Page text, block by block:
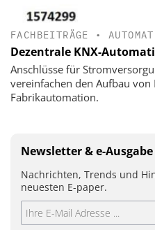
FACHBEITRÄGE •
Dezentrale KNX-
Anschlüsse für
vereinfachen den Aufbau von
Fabrikautomation.
Newsletter & e-Ausgabe
Nachrichten, Trends und
neuesten E-paper.